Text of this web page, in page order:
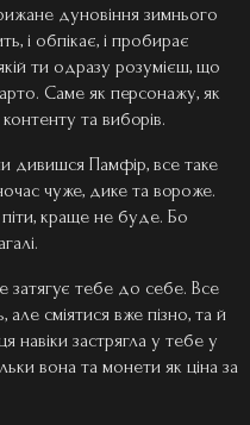
дуновіння зимнього
і обпікає, і пробирає
ти одразу розумієш, що
Саме як персонажу, як
та виборів.
дивишся Памфір, все таке
чуже, дике та вороже.
краще не буде. Бо
затягує тебе до себе. Все
сміятися вже пізно, та й
навіки застрягла у тебе у
вона та монети як ціна за